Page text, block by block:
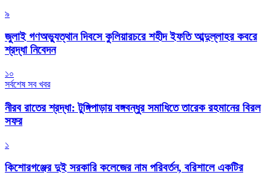
৯
জুলাই গণঅভ্যুত্থান দিবসে কুলিয়ারচরে শহীদ ইফতি আব্দুল্লাহর কবরে
শ্রদ্ধা নিবেদন
১০
সর্বশেষ সব খবর
নীরব রাতের শ্রদ্ধা: টুঙ্গিপাড়ায় বঙ্গবন্ধুর সমাধিতে তারেক রহমানের বিরল
সফর
১
কিশোরগঞ্জের দুই সরকারি কলেজের নাম পরিবর্তন, বরিশালে একটির